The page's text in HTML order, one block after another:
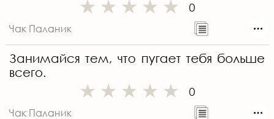
0
Чак Паланик
Занимайся тем, что пугает тебя больше
всего.
0
Чак Паланик